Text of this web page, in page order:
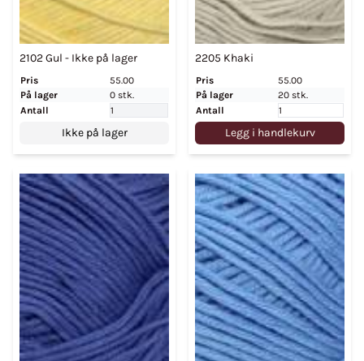
2102 Gul - Ikke på lager
Pris
55.00
På lager
0 stk.
Antall
Ikke på lager
2205 Khaki
Pris
55.00
På lager
20 stk.
Antall
Legg i handlekurv